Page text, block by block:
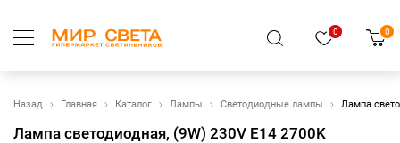
0 0
Назад Главная Каталог Лампы Светодиодные лампы Лампа
Лампа светодиодная, (9W) 230V E14 2700K